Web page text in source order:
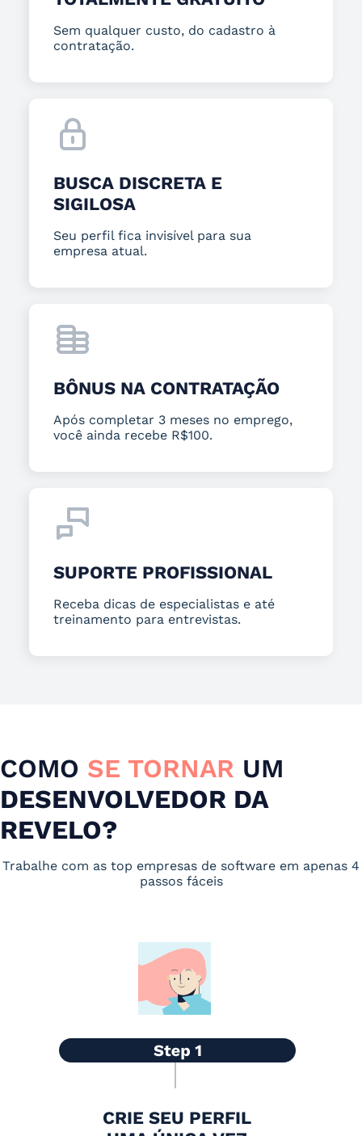
Sem qualquer custo, do cadastro à
contratação.
BUSCA DISCRETA E
SIGILOSA
Seu perfil fica invisível para sua
empresa atual.
BÔNUS NA CONTRATAÇÃO
Após completar 3 meses no emprego,
você ainda recebe R$100.
SUPORTE PROFISSIONAL
Receba dicas de especialistas e até
treinamento para entrevistas.
COMO SE TORNAR UM
DESENVOLVEDOR DA
REVELO?
Trabalhe com as top empresas de software em apenas 4
passos fáceis
CRIE SEU PERFIL